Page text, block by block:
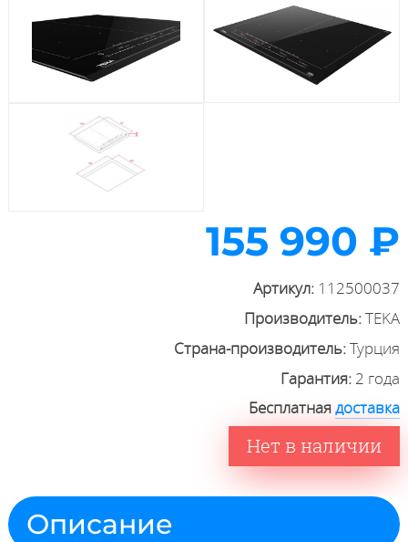
155 990 ₽
Артикул: 112500037
Производитель:TEKA
Страна-производитель:Турция
Гарантия: 2 года
Бесплатнаядоставка
Нет в наличии
Описание